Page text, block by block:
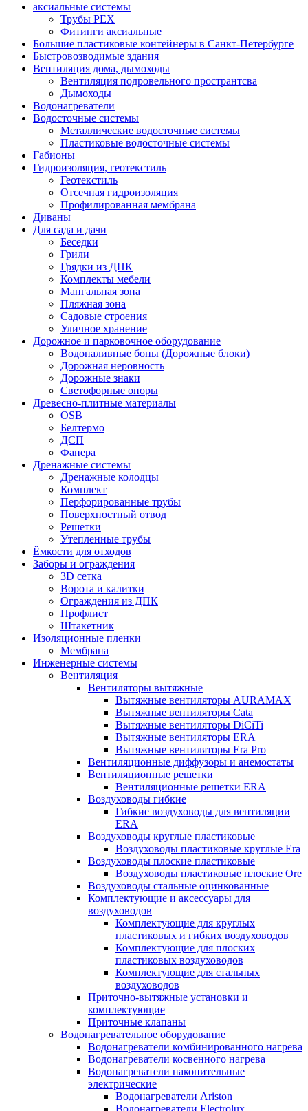
аксиальные системы
Трубы PEX
Фитинги аксиальные
Большие пластиковые контейнеры в Санкт-Петербурге
Быстровозводимые здания
Вентиляция дома, дымоходы
Вентиляция подровельного пространтсва
Дымоходы
Водонагреватели
Водосточные системы
Металлические водосточные системы
Пластиковые водосточные системы
Габионы
Гидроизоляция, геотекстиль
Геотекстиль
Отсечная гидроизоляция
Профилированная мембрана
Диваны
Для сада и дачи
Беседки
Грили
Грядки из ДПК
Комплекты мебели
Мангальная зона
Пляжная зона
Садовые строения
Уличное хранение
Дорожное и парковочное оборудование
Водоналивные боны (Дорожные блоки)
Дорожная неровность
Дорожные знаки
Светофорные опоры
Древесно-плитные материалы
OSB
Белтермо
ДСП
Фанера
Дренажные системы
Дренажные колодцы
Комплект
Перфорированные трубы
Поверхностный отвод
Решетки
Утепленные трубы
Ёмкости для отходов
Заборы и ограждения
3D сетка
Ворота и калитки
Ограждения из ДПК
Профлист
Штакетник
Изоляционные пленки
Мембрана
Инженерные системы
Вентиляция
Вентиляторы вытяжные
Вытяжные вентиляторы AURAMAX
Вытяжные вентиляторы Cata
Вытяжные вентиляторы DiCiTi
Вытяжные вентиляторы ERA
Вытяжные вентиляторы Era Pro
Вентиляционные диффузоры и анемостаты
Вентиляционные решетки
Вентиляционные решетки ERA
Воздуховоды гибкие
Гибкие воздуховоды для вентиляции
ERA
Воздуховоды круглые пластиковые
Воздуховоды пластиковые круглые Era
Воздуховоды плоские пластиковые
Воздуховоды пластиковые плоские Ore
Воздуховоды стальные оцинкованные
Комплектующие и аксессуары для
воздуховодов
Комплектующие для круглых
пластиковых и гибких воздуховодов
Комплектующие для плоских
пластиковых воздуховодов
Комплектующие для стальных
воздуховодов
Приточно-вытяжные установки и
комплектующие
Приточные клапаны
Водонагревательное оборудование
Водонагреватели комбинированного нагрева
Водонагреватели косвенного нагрева
Водонагреватели накопительные
электрические
Водонагреватели Ariston